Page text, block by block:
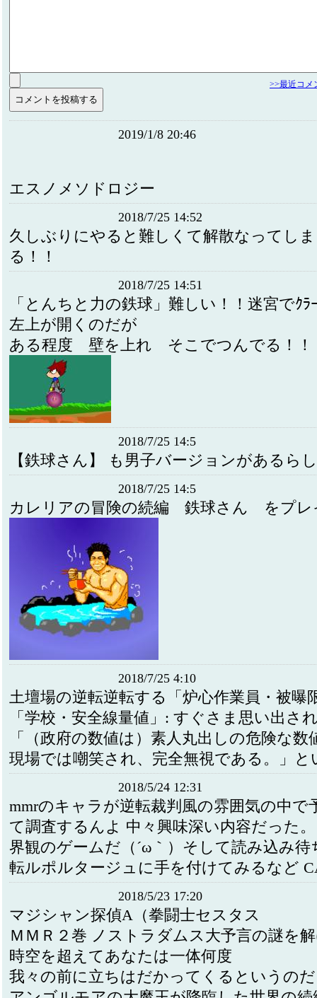
>>最近コメ
2019/1/8 20:46
エスノメソドロジー
2018/7/25 14:52
久しぶりにやると難しくて解散なってし
る！！
2018/7/25 14:51
「とんちと力の鉄球」難しい！！迷宮でｸﾗ
左上が開くのだが
ある程度 壁を上れ そこでつんでる！！
2018/7/25 14:5
【鉄球さん】 も男子バージョンがあるら
2018/7/25 14:5
カレリアの冒険の続編 鉄球さん をプレ
2018/7/25 4:10
土壇場の逆転逆転する「炉心作業員・被曝
「学校・安全線量値」: すぐさま思い出さ
「（政府の数値は）素人丸出しの危険な数
現場では嘲笑され、完全無視である。」と
2018/5/24 12:31
mmrのキャラが逆転裁判風の雰囲気の中で
て調査するんよ 中々興味深い内容だった
界観のゲームだ（´ω｀）そして読み込み待
転ルポルタージュに手を付けてみるなど
2018/5/23 17:20
マジシャン探偵A（拳闘士セスタス
ＭＭＲ２巻 ノストラダムス大予言の謎を
時空を超えてあなたは一体何度
我々の前に立ちはだかってくるという